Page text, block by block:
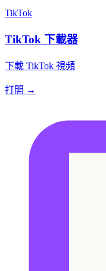
TikTok
TikTok 下載器
下載 TikTok 視頻
打開 →